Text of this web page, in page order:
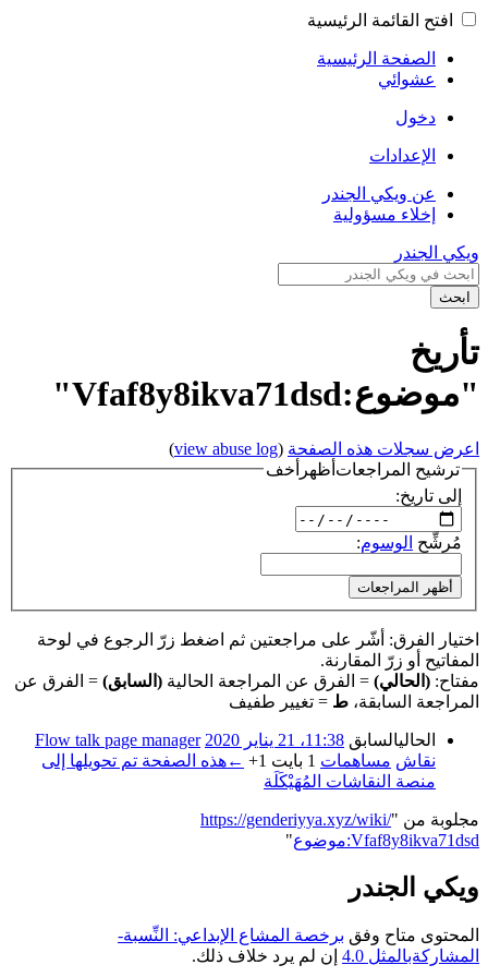
افتح القائمة الرئيسية
الصفحة الرئيسية
عشوائي
دخول
الإعدادات
عن ويكي الجندر
إخلاء مسؤولية
ويكي الجندر
ابحث
تأريخ
"موضوع:Vfaf8y8ikva71dsd"
اعرض سجلات هذه الصفحة (
view abuse log
)
ترشيح المراجعات أظهر أخف
إلى تاريخ:
مُرشِّح الوسوم:
أظهر المراجعات
اختيار الفرق: أشّر على مراجعتين ثم اضغط زرّ الرجوع في لوحة
المفاتيح أو زرّ المقارنة.
مفتاح: (الحالي) = الفرق عن المراجعة الحالية (السابق) = الفرق عن
المراجعة السابقة، ط = تغيير طفيف
الحاليالسابق 11:38، 21 يناير 2020 ‏
Flow talk page manager
نقاش مساهمات 1 بايت +1 ←‏هذه الصفحة تم تحويلها إلى
منصة النقاشات المُهَيْكَلَة
مجلوبة من "https://genderiyya.xyz/wiki/
موضوع:Vfaf8y8ikva71dsd
"
ويكي الجندر
المحتوى متاح وفق برخصة المشاع الإبداعي: النِّسبة-
المشاركةبالمثل 4.0
إن لم يرد خلاف ذلك.